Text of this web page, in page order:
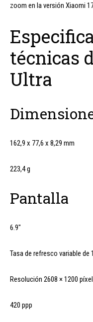
zoom en la versión Xiaomi
técnicas
Ultra
162,9 x 77,6 x 8,29 mm
223,4 g
Pantalla
6.9″
Tasa de refresco variable de
Resolución 2608 × 1200
420 ppp